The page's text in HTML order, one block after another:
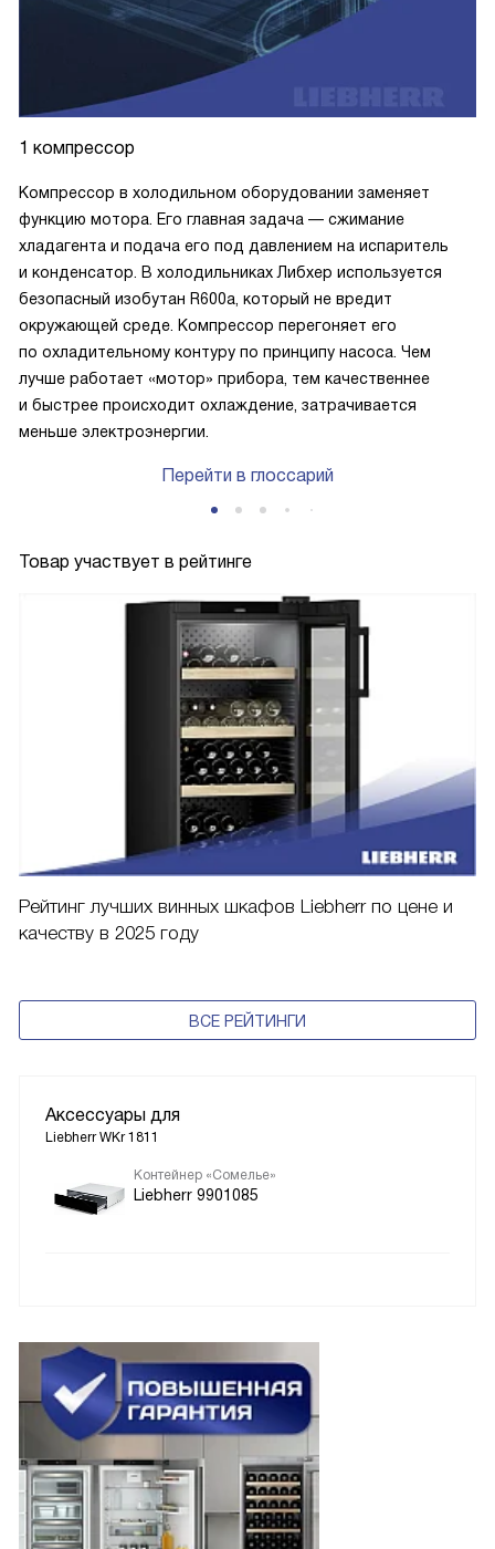
1 компрессор
Компрессор в холодильном оборудовании заменяет
функцию мотора. Его главная задача — сжимание
хладагента и подача его под давлением на испаритель
и конденсатор. В холодильниках Либхер используется
безопасный изобутан R600a, который не вредит
окружающей среде. Компрессор перегоняет его
по охладительному контуру по принципу насоса. Чем
лучше работает «мотор» прибора, тем качественнее
и быстрее происходит охлаждение, затрачивается
меньше электроэнергии.
Перейти в глоссарий
Товар участвует в рейтинге
Рейтинг лучших винных шкафов Liebherr по цене и
качеству в 2025 году
ВСЕ РЕЙТИНГИ
Аксессуары для
Liebherr WKr 1811
Контейнер «Сомелье»
Liebherr 9901085